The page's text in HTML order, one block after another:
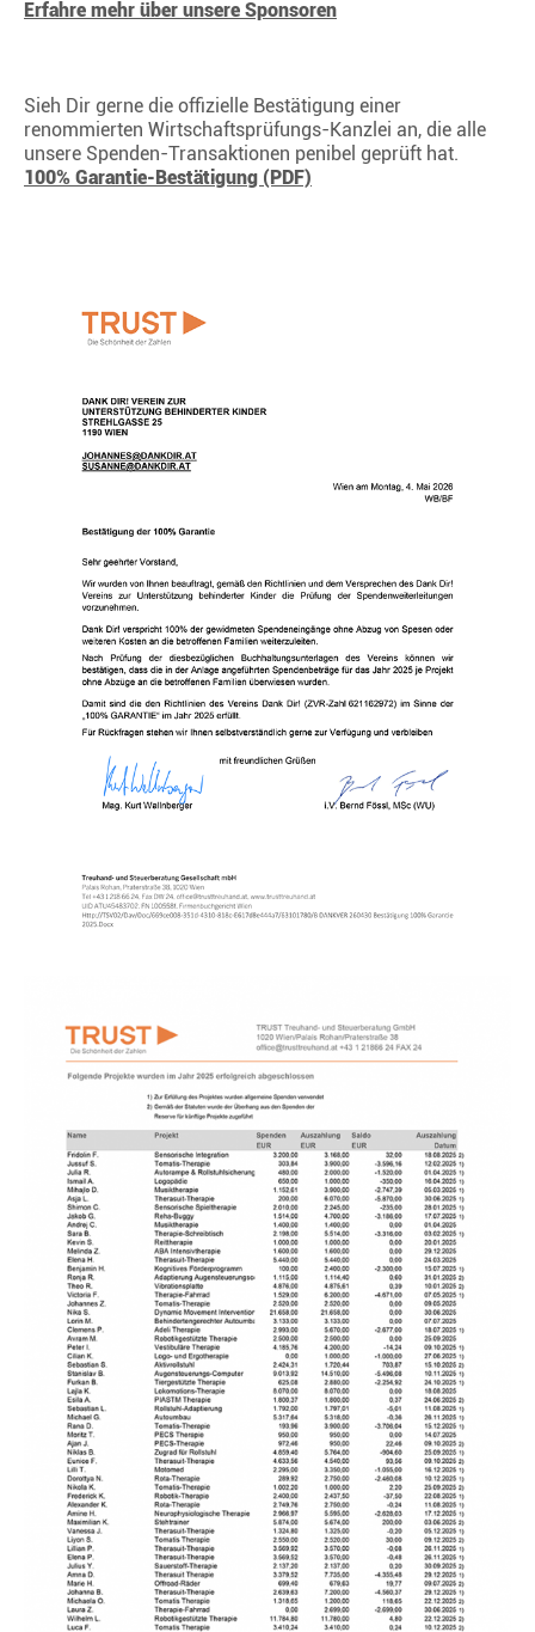
Erfahre mehr über unsere Sponsoren
Sieh Dir gerne die offizielle Bestätigung einer
renommierten Wirtschaftsprüfungs-Kanzlei an, die alle
unsere Spenden-Transaktionen penibel geprüft hat.
100% Garantie-Bestätigung (PDF)